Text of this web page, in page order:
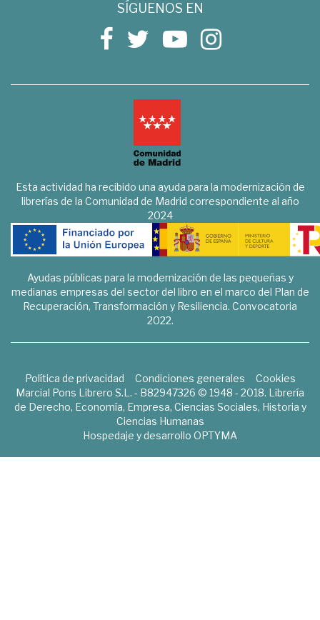
SÍGUENOS EN
Esta actividad ha recibido una ayuda para la modernización de
librerías de la Comunidad de Madrid correspondiente al año
2024
Ayudas públicas para la modernización de las pequeñas y
medianas empresas del sector del libro en el marco del Plan de
Recuperación, Transformación y Resiliencia. Convocatoria
2022.
Política de privacidad Condiciones generales
Cookies
Marcial Pons Librero S.L. - B82947326 © 1948 - 2018. Librería
de Derecho, Economía, Empresa, Ciencias Sociales, Historia y
Ciencias Humanas
Hospedaje y desarrollo OPTYMA